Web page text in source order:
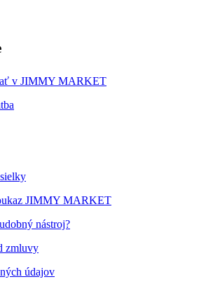
v JIMMY MARKET
JIMMY MARKET
nástroj?
zmluvy
údajov